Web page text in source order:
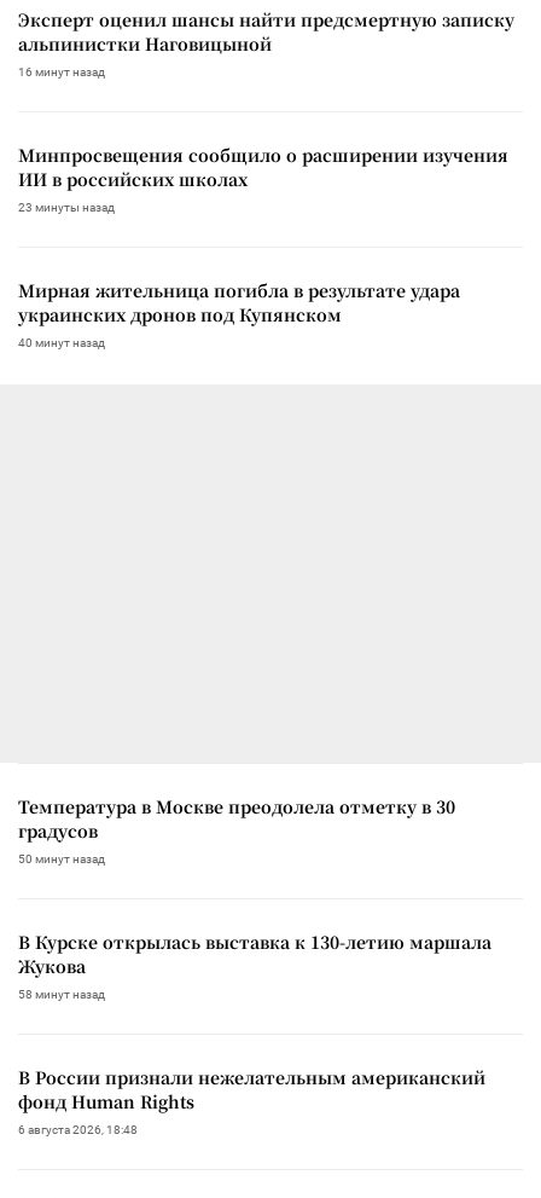
Эксперт оценил шансы найти предсмертную записку
альпинистки Наговицыной
16 минут назад
Минпросвещения сообщило о расширении изучения
ИИ в российских школах
23 минуты назад
Мирная жительница погибла в результате удара
украинских дронов под Купянском
40 минут назад
Температура в Москве преодолела отметку в 30
градусов
50 минут назад
В Курске открылась выставка к 130-летию маршала
Жукова
58 минут назад
В России признали нежелательным американский
фонд Human Rights
6 августа 2026, 18:48